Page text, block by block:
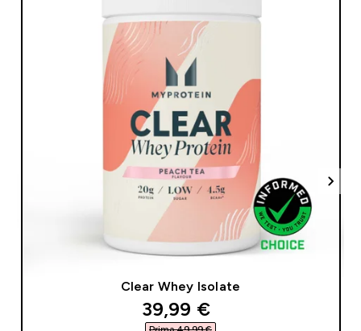
Clear Whey Isolate
discounted price
39,99 €‎